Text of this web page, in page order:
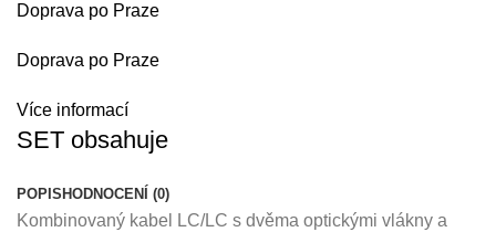
Doprava po Praze
Doprava po Praze
Více informací
SET obsahuje
POPIS HODNOCENÍ (0)
Kombinovaný kabel LC/LC s dvěma optickými vlákny a